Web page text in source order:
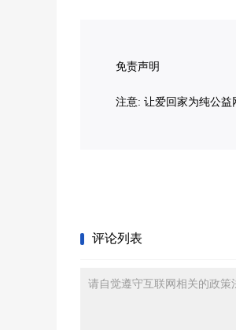
免责声明
注意: 让爱回家为纯公益
评论列表
请自觉遵守互联网相关的政策